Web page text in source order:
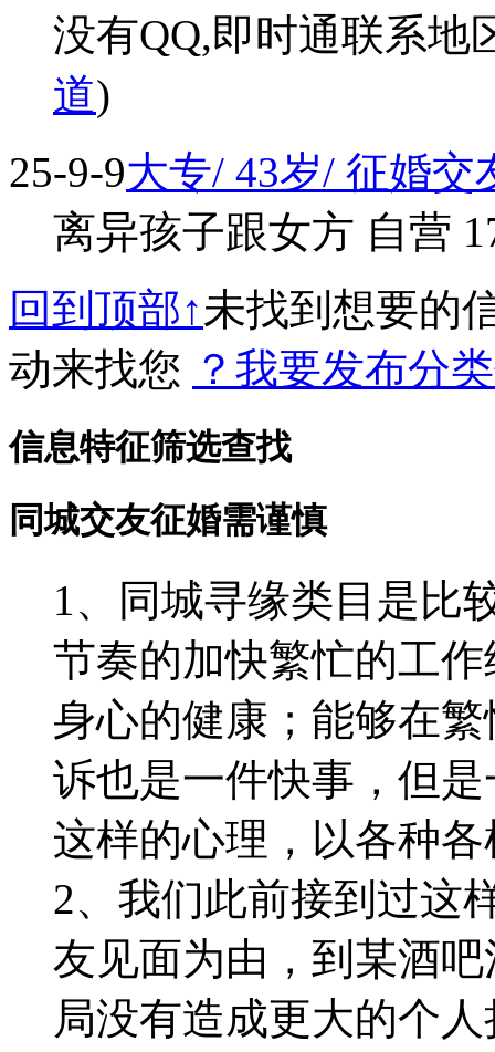
没有QQ,即时通联系地
道)
25-9-9大专/ 43岁/ 征婚交
离异孩子跟女方 自营
回到顶部↑未找到想要的
动来找您 ？我要发布分
信息特征筛选查找
同城交友征婚需谨慎
1、同城寻缘类目是比
节奏的加快繁忙的工
身心的健康；能够在
诉也是一件快事，但
这样的心理，以各种
2、我们此前接到过这
友见面为由，到某酒
局没有造成更大的个